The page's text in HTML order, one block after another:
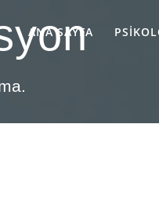
ANA SAYFA